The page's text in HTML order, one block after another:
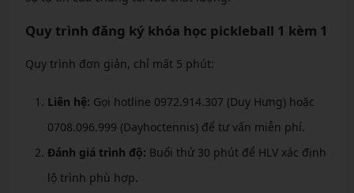
Quy trình đăng ký khóa học pickleball 1 kèm 1
Quy trình đơn giản, chỉ mất 5 phút:
Liên hệ: Gọi hotline 0972.914.307 (Duy Hưng) hoặc
0708.096.999 (Dayhoctennis) để tư vấn miễn phí.
Đánh giá trình độ: Buổi thử 30 phút để HLV xác định
lộ trình phù hợp.